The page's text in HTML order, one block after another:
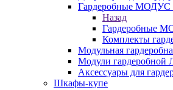
Гардеробные МОДУС
Назад
Гардеробные
Комплекты
Модульная
Модули гардеробной
Аксессуары для
Шкафы-купе